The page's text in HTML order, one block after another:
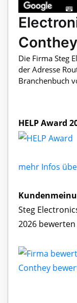
Conthey
Die Firma Steg
der Adresse
Branchenbuch
HELP Award
mehr Infos
Steg
2026 bewerten
Conthey